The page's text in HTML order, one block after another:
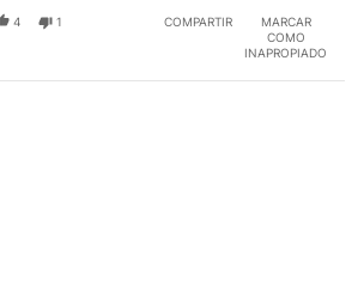
4 1 COMPARTIR
MARCAR
COMO
INAPROPIADO